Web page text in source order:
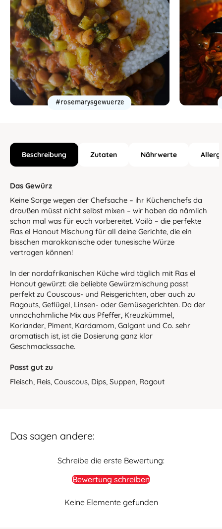
#rosemarysgewuerze
Beschreibung Zutaten Nährwerte
Das Gewürz
Keine Sorge wegen der Chefsache – ihr Küchenchefs da
draußen müsst nicht selbst mixen – wir haben da nämlich
schon mal was für euch vorbereitet. Voilà – die perfekte
Ras el Hanout Mischung für all deine Gerichte, die ein
bisschen marokkanische oder tunesische Würze
vertragen können!
In der nordafrikanischen Küche wird täglich mit Ras el
Hanout gewürzt: die beliebte Gewürzmischung passt
perfekt zu Couscous- und Reisgerichten, aber auch zu
Ragouts, Geflügel, Linsen- oder Gemüsegerichten. Da der
unnachahmliche Mix aus Pfeffer, Kreuzkümmel,
Koriander, Piment, Kardamom, Galgant und Co. sehr
aromatisch ist, ist die Dosierung ganz klar
Geschmackssache.
Passt gut zu
Fleisch, Reis, Couscous, Dips, Suppen, Ragout
Das sagen andere:
Schreibe die erste Bewertung:
Bewertung schreiben
Keine Elemente gefunden